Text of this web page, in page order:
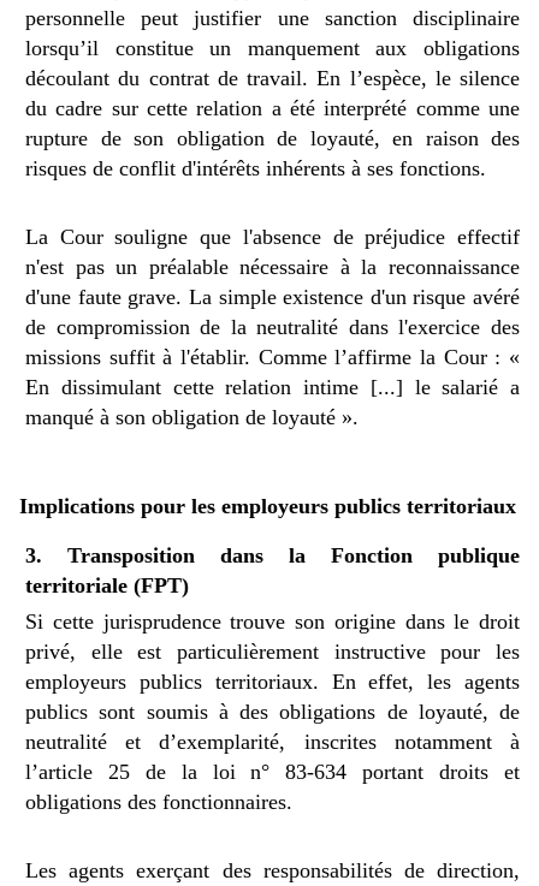
personnelle peut justifier une sanction disciplinaire
lorsqu’il constitue un manquement aux obligations
découlant du contrat de travail. En l’espèce, le silence
du cadre sur cette relation a été interprété comme une
rupture de son obligation de loyauté, en raison des
risques de conflit d'intérêts inhérents à ses fonctions.
La Cour souligne que l'absence de préjudice effectif
n'est pas un préalable nécessaire à la reconnaissance
d'une faute grave. La simple existence d'un risque avéré
de compromission de la neutralité dans l'exercice des
missions suffit à l'établir. Comme l’affirme la Cour : «
En dissimulant cette relation intime [...] le salarié a
manqué à son obligation de loyauté ».
Implications pour les employeurs publics territoriaux
3. Transposition dans la Fonction publique
territoriale (FPT)
Si cette jurisprudence trouve son origine dans le droit
privé, elle est particulièrement instructive pour les
employeurs publics territoriaux. En effet, les agents
publics sont soumis à des obligations de loyauté, de
neutralité et d’exemplarité, inscrites notamment à
l’article 25 de la loi n° 83-634 portant droits et
obligations des fonctionnaires.
Les agents exerçant des responsabilités de direction,